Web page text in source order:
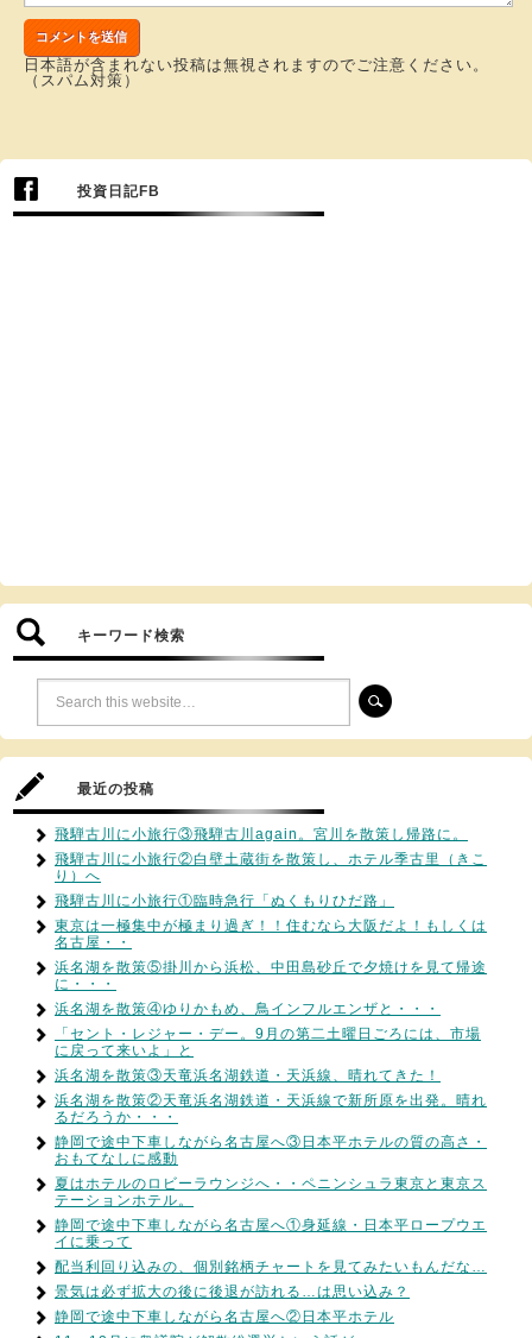
日本語が含まれない投稿は無視されますのでご注意ください。
（スパム対策）
投資日記FB
キーワード検索
最近の投稿
飛騨古川に小旅行③飛騨古川again。宮川を散策し帰路に。
飛騨古川に小旅行②白壁土蔵街を散策し、ホテル季古里（きこ
り）へ
飛騨古川に小旅行①臨時急行「ぬくもりひだ路」
東京は一極集中が極まり過ぎ！！住むなら大阪だよ！もしくは
名古屋・・
浜名湖を散策⑤掛川から浜松、中田島砂丘で夕焼けを見て帰途
に・・・
浜名湖を散策④ゆりかもめ、鳥インフルエンザと・・・
「セント・レジャー・デー。9月の第二土曜日ごろには、市場
に戻って来いよ」と
浜名湖を散策③天竜浜名湖鉄道・天浜線、晴れてきた！
浜名湖を散策②天竜浜名湖鉄道・天浜線で新所原を出発。晴れ
るだろうか・・・
静岡で途中下車しながら名古屋へ③日本平ホテルの質の高さ・
おもてなしに感動
夏はホテルのロビーラウンジへ・・ペニンシュラ東京と東京ス
テーションホテル。
静岡で途中下車しながら名古屋へ①身延線・日本平ロープウエ
イに乗って
配当利回り込みの、個別銘柄チャートを見てみたいもんだな…
景気は必ず拡大の後に後退が訪れる…は思い込み？
静岡で途中下車しながら名古屋へ②日本平ホテル